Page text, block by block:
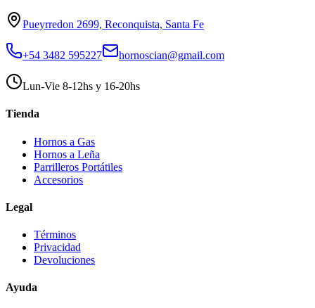
Pueyrredon 2699, Reconquista, Santa Fe
+54 3482 595227 hornoscian@gmail.com
Lun-Vie 8-12hs y 16-20hs
Tienda
Hornos a Gas
Hornos a Leña
Parrilleros Portátiles
Accesorios
Legal
Términos
Privacidad
Devoluciones
Ayuda